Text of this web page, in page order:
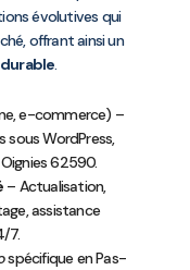
évolutives qui
offrant ainsi un
.
e-commerce) –
sous WordPress,
62590.
– Actualisation,
assistance
7.
spécifique en Pas-